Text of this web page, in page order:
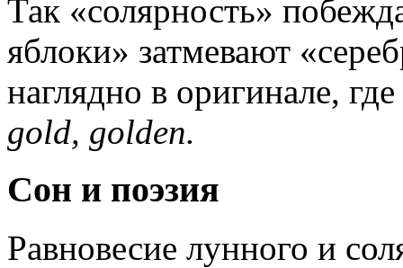
Так «солярность»
яблоки» затмевают
наглядно в оригинале,
gold, golden.
Сон и поэзия
Равновесие лунного и